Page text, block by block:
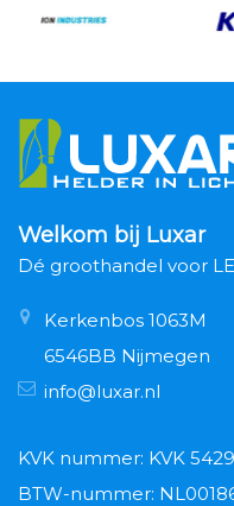
Welkom bij Luxar
Dé groothandel voor
Kerkenbos 1063M
6546BB Nijmegen
info@luxar.nl
KVK nummer: KVK
BTW-nummer: